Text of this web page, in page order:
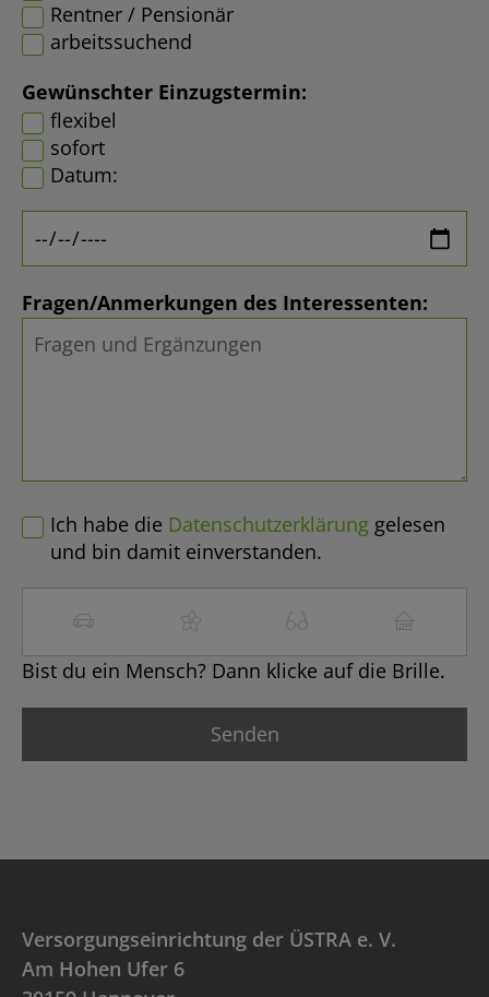
Rentner / Pensionär
arbeitssuchend
Gewünschter Einzugstermin:
flexibel
sofort
Datum:
Fragen/Anmerkungen des Interessenten:
Ich habe die Datenschutzerklärung gelesen
und bin damit einverstanden.
Bist du ein Mensch? Dann klicke auf die Brille.
Versorgungseinrichtung der ÜSTRA e. V.
Am Hohen Ufer 6